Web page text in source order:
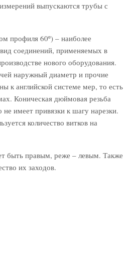
выпускаются трубы с
профиля 60º) – наиболее
соединений, применяемых в
нового оборудования.
наружный диаметр и прочие
к английской системе мер, то есть
Коническая дюймовая резьба
не имеет привязки к шагу нарезки.
количество витков на
быть правым, реже – левым. Также
их заходов.